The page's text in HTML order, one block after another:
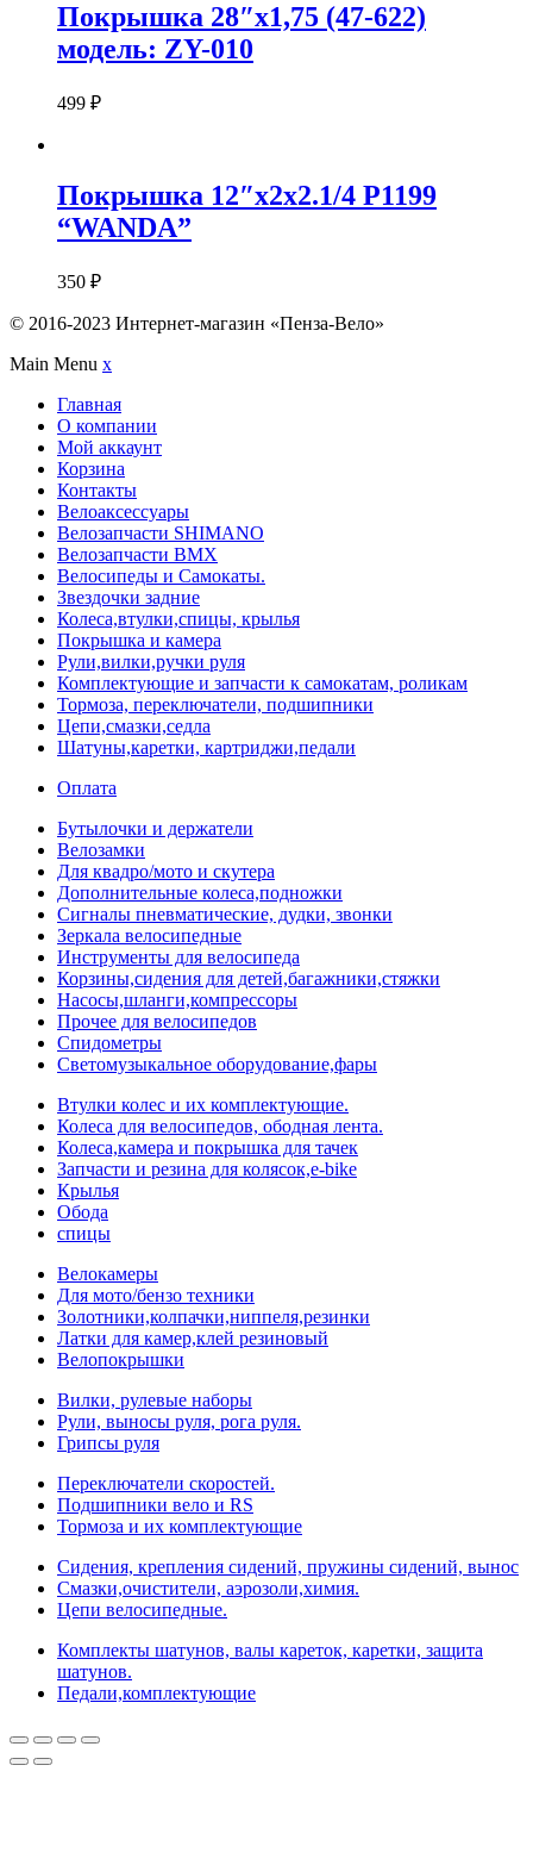
Покрышка 28″х1,75 (47-622)
модель: ZY-010
499 ₽
Покрышка 12″х2х2.1/4 P1199
“WANDA”
350 ₽
© 2016-2023 Интернет-магазин «Пенза-Вело»
Main Menu x
Главная
О компании
Мой аккаунт
Корзина
Контакты
Велоаксессуары
Велозапчасти SHIMANO
Велозапчасти BMX
Велосипеды и Самокаты.
Звездочки задние
Колеса,втулки,спицы, крылья
Покрышка и камера
Рули,вилки,ручки руля
Комплектующие и запчасти к самокатам, роликам
Тормоза, переключатели, подшипники
Цепи,смазки,седла
Шатуны,каретки, картриджи,педали
Оплата
Бутылочки и держатели
Велозамки
Для квадро/мото и скутера
Дополнительные колеса,подножки
Сигналы пневматические, дудки, звонки
Зеркала велосипедные
Инструменты для велосипеда
Корзины,сидения для детей,багажники,стяжки
Насосы,шланги,компрессоры
Прочее для велосипедов
Спидометры
Светомузыкальное оборудование,фары
Втулки колес и их комплектующие.
Колеса для велосипедов, ободная лента.
Колеса,камера и покрышка для тачек
Запчасти и резина для колясок,e-bike
Крылья
Обода
спицы
Велокамеры
Для мото/бензо техники
Золотники,колпачки,ниппеля,резинки
Латки для камер,клей резиновый
Велопокрышки
Вилки, рулевые наборы
Рули, выносы руля, рога руля.
Грипсы руля
Переключатели скоростей.
Подшипники вело и RS
Тормоза и их комплектующие
Сидения, крепления сидений, пружины сидений, вынос
Смазки,очистители, аэрозоли,химия.
Цепи велосипедные.
Комплекты шатунов, валы кареток, каретки, защита
шатунов.
Педали,комплектующие